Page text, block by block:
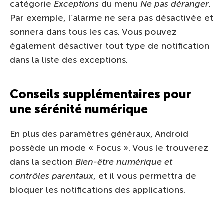
catégorie Exceptions du menu Ne pas déranger.
Par exemple, l’alarme ne sera pas désactivée et
sonnera dans tous les cas. Vous pouvez
également désactiver tout type de notification
dans la liste des exceptions.
Conseils supplémentaires pour
une sérénité numérique
En plus des paramètres généraux, Android
possède un mode « Focus ». Vous le trouverez
dans la section Bien-être numérique et
contrôles parentaux, et il vous permettra de
bloquer les notifications des applications.